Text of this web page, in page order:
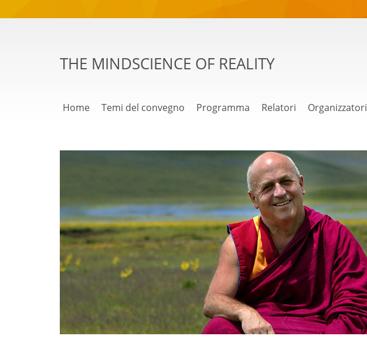
THE MINDSCIENCE OF REALITY
Home Temi del convegno Programma Relatori Organizzatori